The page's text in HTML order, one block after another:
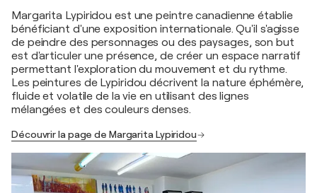
Margarita Lypiridou est une peintre canadienne établie
bénéficiant d'une exposition internationale. Qu'il s'agisse
de peindre des personnages ou des paysages, son but
est d'articuler une présence, de créer un espace narratif
permettant l'exploration du mouvement et du rythme.
Les peintures de Lypiridou décrivent la nature éphémère,
fluide et volatile de la vie en utilisant des lignes
mélangées et des couleurs denses.
Découvrir la page de Margarita Lypiridou